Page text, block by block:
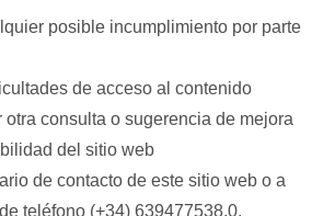
posible incumplimiento por parte
de acceso al contenido
otra consulta o sugerencia de mejora
del sitio web
de contacto de este sitio web o a
teléfono (+34) 639477538.0.